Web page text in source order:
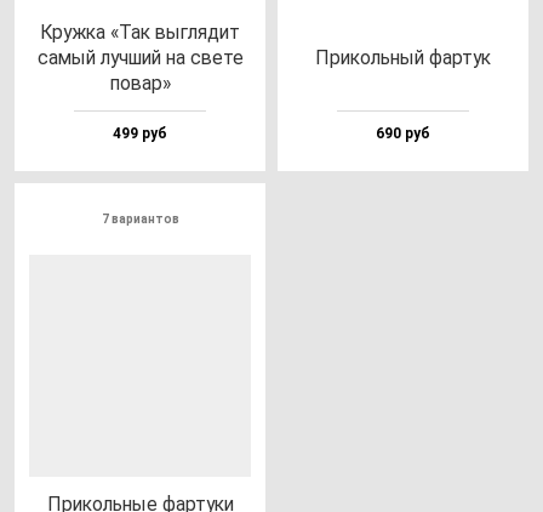
Круж­ка «Так выг­ля­дит
са­мый луч­ший на све­те
по­вар»
499 руб
При­коль­ный фар­тук
690 руб
7 вариантов
При­коль­ные фар­ту­ки